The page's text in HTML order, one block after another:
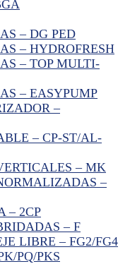
– DG PED
– HYDROFRESH
– TOP MULTI-
– EASYPUMP
–
– CP-ST/AL-
– MK
–
– 2CP
– F
LIBRE – FG2/FG4
PQ/PKS